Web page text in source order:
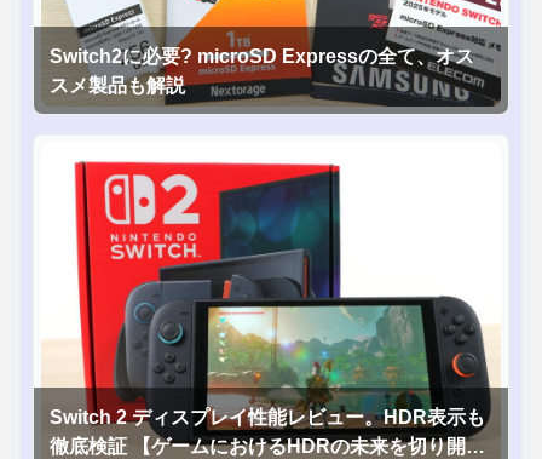
Switch2に必要? microSD Expressの全て、オス
スメ製品も解説
Switch 2 ディスプレイ性能レビュー。HDR表示も
徹底検証 【ゲームにおけるHDRの未来を切り開く